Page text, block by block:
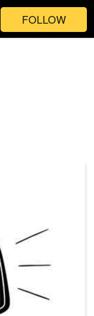
FOLLOW